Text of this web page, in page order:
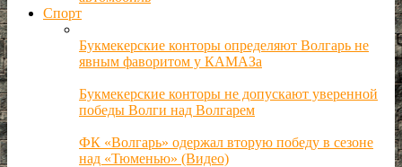
Спорт
Букмекерские конторы определяют Волгарь не
явным фаворитом у КАМАЗа
Букмекерские конторы не допускают уверенной
победы Волги над Волгарем
ФК «Волгарь» одержал вторую победу в сезоне
над «Тюменью» (Видео)